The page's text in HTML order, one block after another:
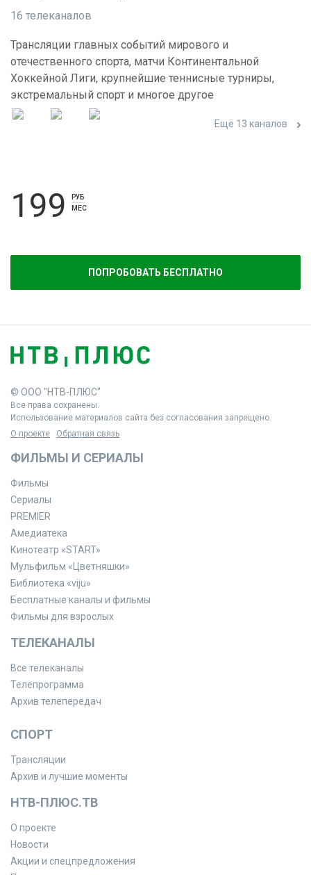
16 телеканалов
Трансляции главных событий мирового и
отечественного спорта, матчи Континентальной
Хоккейной Лиги, крупнейшие теннисные турниры,
экстремальный спорт и многое другое
Ещё 13 каналов
199
РУБ
МЕС
ПОПРОБОВАТЬ БЕСПЛАТНО
© ООО "НТВ-ПЛЮС"
Все права сохранены.
Использование материалов сайта без согласования запрещено.
О проекте
Обратная связь
ФИЛЬМЫ И СЕРИАЛЫ
Фильмы
Сериалы
PREMIER
Амедиатека
Кинотеатр «START»
Мульфильм «Цветняшки»
Библиотека «viju»
Бесплатные каналы и фильмы
Фильмы для взрослых
ТЕЛЕКАНАЛЫ
Все телеканалы
Телепрограмма
Архив телепередач
СПОРТ
Трансляции
Архив и лучшие моменты
НТВ-ПЛЮС.ТВ
О проекте
Новости
Акции и спецпредложения